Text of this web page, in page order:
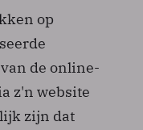
op
de online-
z'n website
zijn dat